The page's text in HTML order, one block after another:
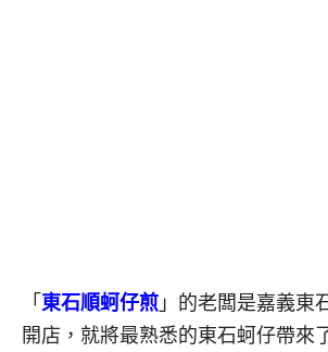
「 東石順蚵仔煎 」的老闆是嘉義東
開店，就將最熟悉的東石蚵仔帶來